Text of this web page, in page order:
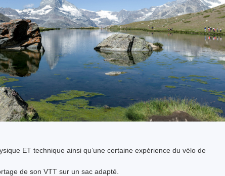
ET technique ainsi qu’une certaine expérience du vélo de
de son VTT sur un sac adapté.